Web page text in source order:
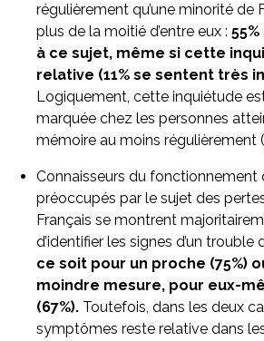
régulièrement qu’une minorité de
plus de la moitié d’entre eux :
à ce sujet, même si cette
relative (11% se sentent très
Logiquement, cette inquiétude
marquée chez les personnes
mémoire au moins régulièrement
Connaisseurs du fonctionnement
préoccupés par le sujet des
Français se montrent
d’identifier les signes d’un trouble
ce soit pour un proche (75%)
moindre mesure, pour eux-
(67%). Toutefois, dans les deux
symptômes reste relative dans